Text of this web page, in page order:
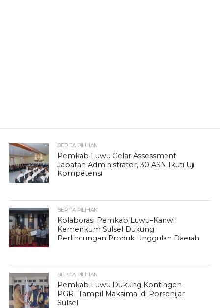
BERITA PILIHAN
Pemkab Luwu Gelar Assessment
Jabatan Administrator, 30 ASN Ikuti Uji
Kompetensi
BERITA PILIHAN
Kolaborasi Pemkab Luwu–Kanwil
Kemenkum Sulsel Dukung
Perlindungan Produk Unggulan Daerah
BERITA PILIHAN
Pemkab Luwu Dukung Kontingen
PGRI Tampil Maksimal di Porsenijar
Sulsel